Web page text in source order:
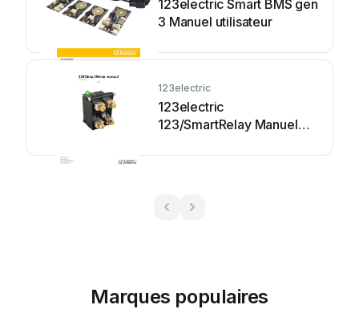
123electric Smart BMS gen
3 Manuel utilisateur
123electric
123electric
123/SmartRelay Manuel
Marques populaires